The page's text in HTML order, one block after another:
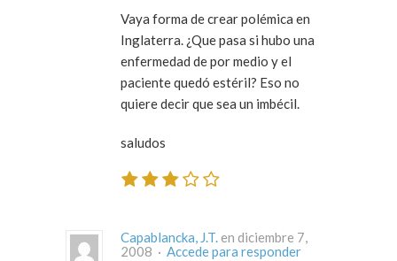
Vaya forma de crear polémica en
Inglaterra. ¿Que pasa si hubo una
enfermedad de por medio y el
paciente quedó estéril? Eso no
quiere decir que sea un imbécil.
saludos
Capablancka, J.T. en diciembre 7,
2008 · Accede para responder